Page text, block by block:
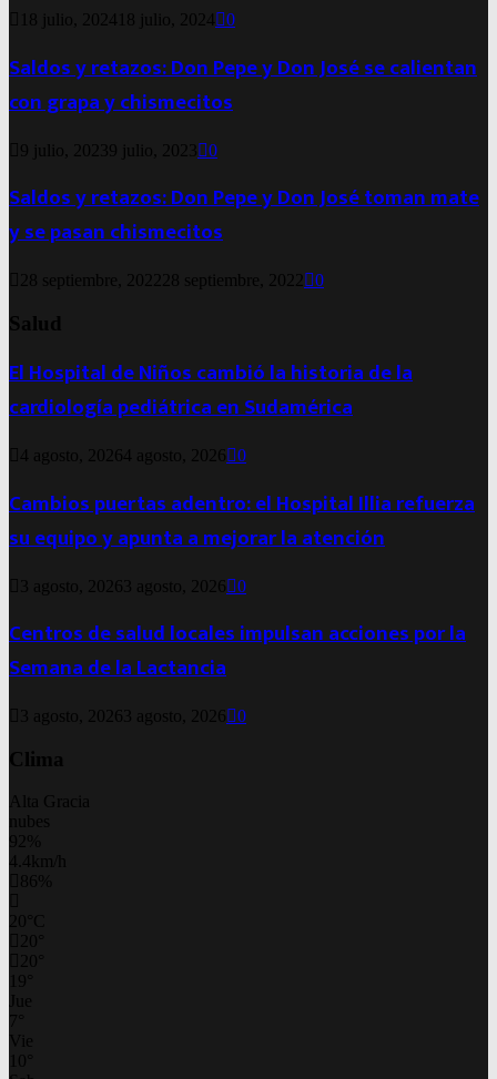
18 julio, 2024 18 julio, 2024 0
Saldos y retazos: Don Pepe y Don José se calientan
con grapa y chismecitos
9 julio, 20239 julio, 2023 0
Saldos y retazos: Don Pepe y Don José toman mate
y se pasan chismecitos
28 septiembre, 2022 28 septiembre, 2022 0
Salud
El Hospital de Niños cambió la historia de la
cardiología pediátrica en Sudamérica
4 agosto, 20264 agosto, 2026 0
Cambios puertas adentro: el Hospital Illia refuerza
su equipo y apunta a mejorar la atención
3 agosto, 2026 3 agosto, 2026 0
Centros de salud locales impulsan acciones por la
Semana de la Lactancia
3 agosto, 2026 3 agosto, 2026 0
Clima
Alta Gracia
nubes
92%
4.4km/h
86%
20 C
20
20
19
Jue
7
Vie
10